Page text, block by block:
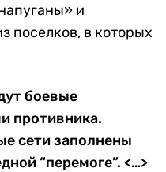
и
поселков, в которых
боевые
противника.
сети заполнены
“перемоге”. <…>